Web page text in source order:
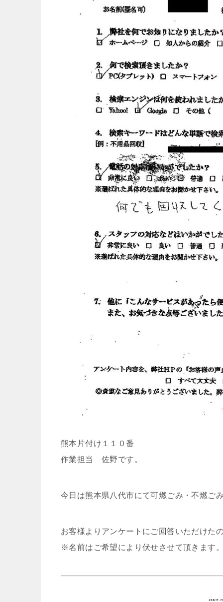
熊本片付け１１０番
作業担当 佐野です。
今日は熊本県八代市にて可燃ごみ・不燃ご
お客様よりアンケートにご回答いただけた
※名前はご希望により伏せさせて頂きます